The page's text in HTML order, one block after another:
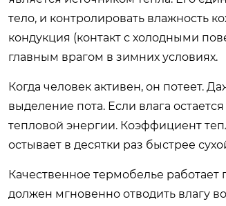
тело, и контролировать влажность
кондукция (контакт с холодными
главным врагом в зимних условиях.
Когда человек активен, он потеет.
выделение пота. Если влага
тепловой энергии. Коэффициент
остывает в десятки раз быстрее
Качественное термобелье
должен мгновенно отводить влагу